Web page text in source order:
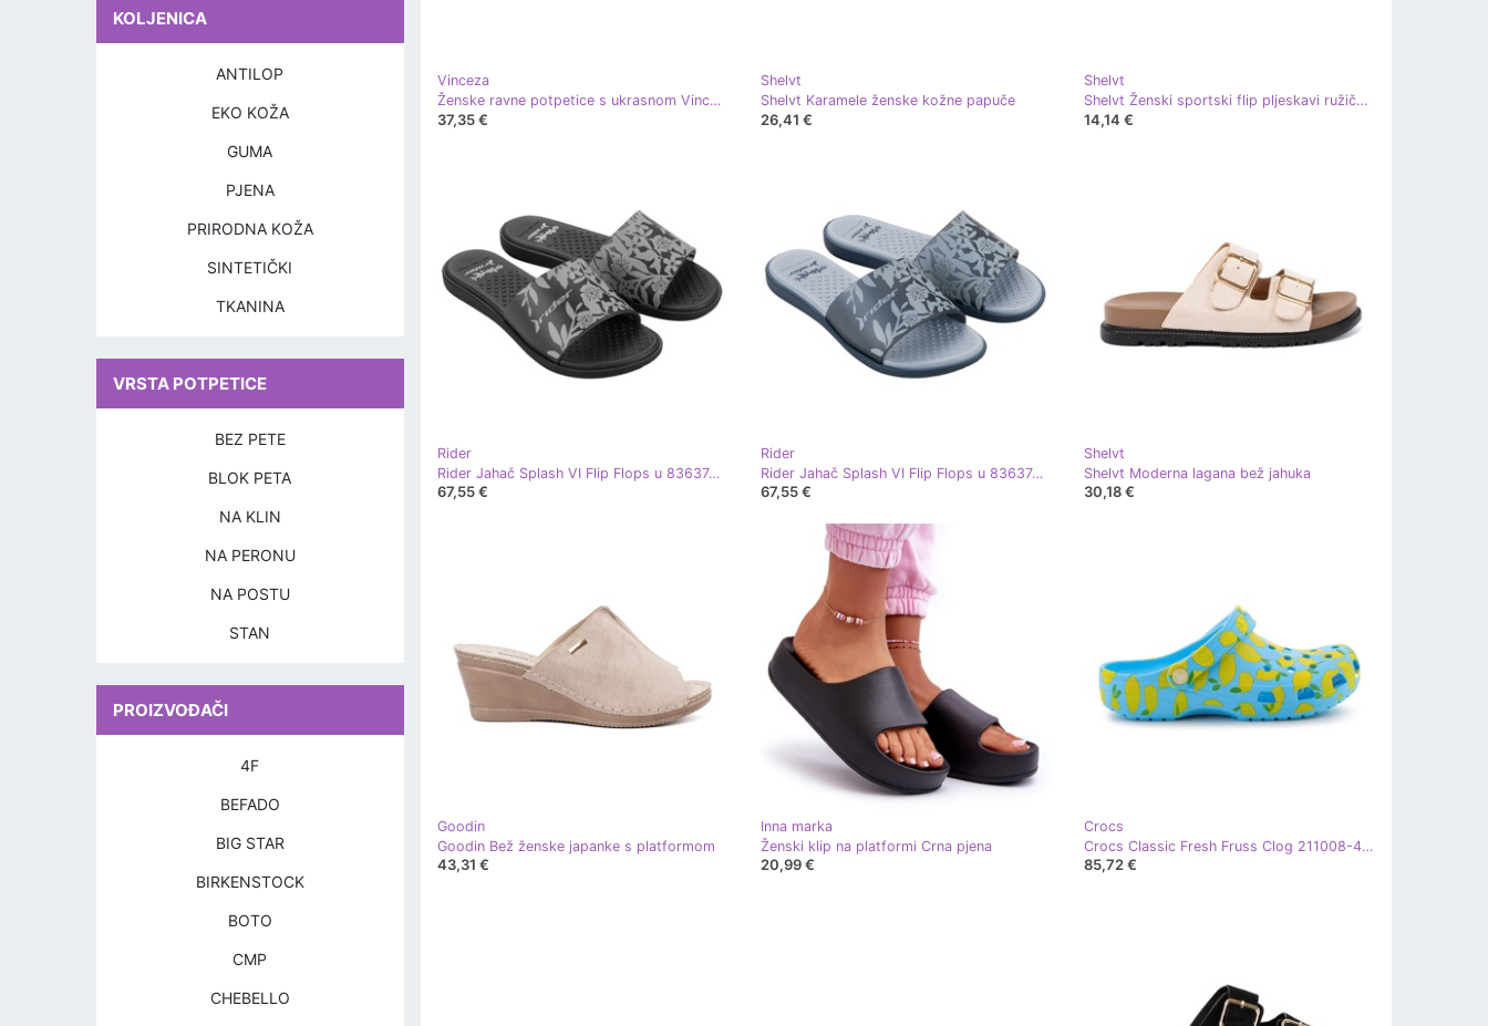
Vinceza
Ženske ravne potpetice s ukrasnom Vinceza 17385 bež
37,35 €
Shelvt
Shelvt Karamele ženske kožne papuče
26,41 €
Shelvt
Shelvt Ženski sportski flip pljeskavi ružičasti ružičasta
14,14 €
Rider
Rider Jahač Splash VI Flip Flops u 83637AZ198 višebojan
67,55 €
Rider
Rider Jahač Splash VI Flip Flops u 83637AZ197 siva
67,55 €
Shelvt
Shelvt Moderna lagana bež jahuka
30,18 €
Goodin
Goodin Bež ženske japanke s platformom
43,31 €
Inna marka
Ženski klip na platformi Crna pjena
20,99 €
Crocs
Crocs Classic Fresh Fruss Clog 211008-4WD 39/40 Flip-Flops plava
85,72 €
KOLJENICA
ANTILOP
EKO KOŽA
GUMA
PJENA
PRIRODNA KOŽA
SINTETIČKI
TKANINA
VRSTA POTPETICE
BEZ PETE
BLOK PETA
NA KLIN
NA PERONU
NA POSTU
STAN
PROIZVOĐAČI
4F
BEFADO
BIG STAR
BIRKENSTOCK
BOTO
CMP
CHEBELLO